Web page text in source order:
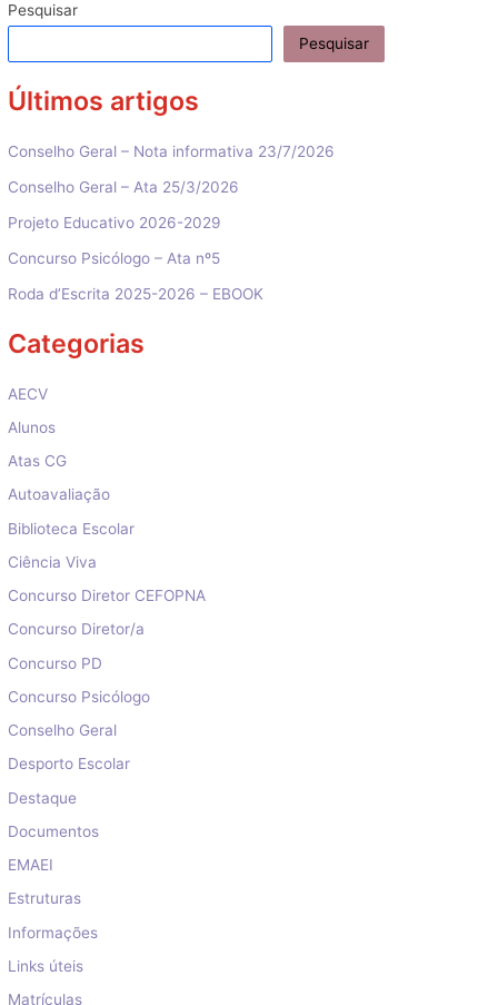
Pesquisar
Pesquisar
Últimos artigos
Conselho Geral – Nota informativa 23/7/2026
Conselho Geral – Ata 25/3/2026
Projeto Educativo 2026-2029
Concurso Psicólogo – Ata nº5
Roda d’Escrita 2025-2026 – EBOOK
Categorias
AECV
Alunos
Atas CG
Autoavaliação
Biblioteca Escolar
Ciência Viva
Concurso Diretor CEFOPNA
Concurso Diretor/a
Concurso PD
Concurso Psicólogo
Conselho Geral
Desporto Escolar
Destaque
Documentos
EMAEI
Estruturas
Informações
Links úteis
Matrículas